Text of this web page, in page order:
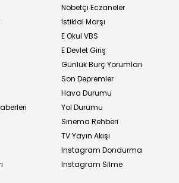
Nöbetçi Eczaneler
İstiklal Marşı
E Okul VBS
E Devlet Giriş
Günlük Burç Yorumları
Son Depremler
Hava Durumu
Yol Durumu
Sinema Rehberi
TV Yayın Akışı
Instagram Dondurma
Instagram Silme